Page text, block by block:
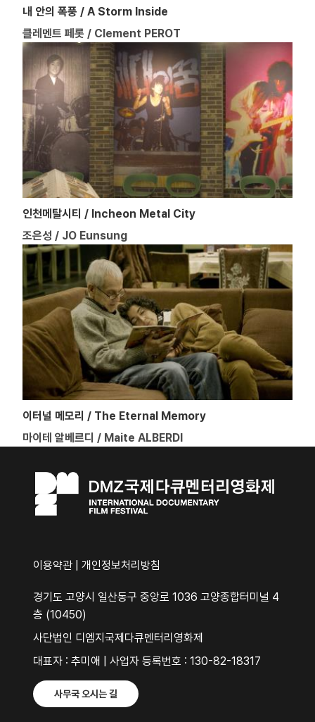
내 안의 폭풍 / A Storm Inside
클레멘트 페롯 / Clement PEROT
인천메탈시티 / Incheon Metal City
조은성 / JO Eunsung
이터널 메모리 / The Eternal Memory
마이테 알베르디 / Maite ALBERDI
이용약관 개인정보처리방침
경기도 고양시 일산동구 중앙로 1036 고양종합터미널 4
층 (10450)
사단법인 디엠지국제다큐멘터리영화제
대표자 : 추미애 | 사업자 등록번호 : 130-82-18317
사무국 오시는 길